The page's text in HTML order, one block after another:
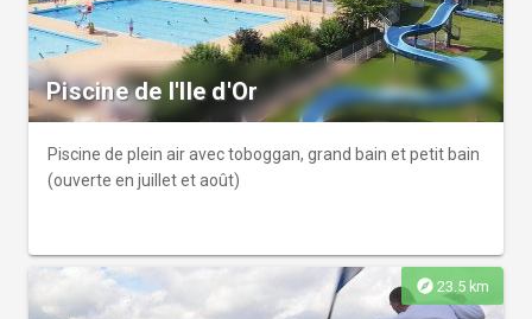
Piscine de l'Ile d'Or
Piscine de plein air avec toboggan, grand bain et petit bain
(ouverte en juillet et août)
explore 23.5 km